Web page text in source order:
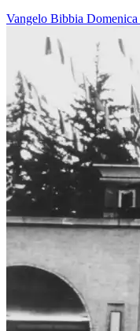
Vangelo Bibbia Domenica